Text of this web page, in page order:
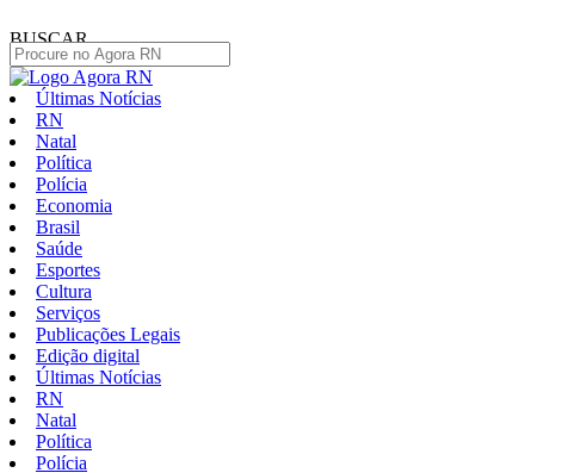
BUSCAR
Últimas Notícias
RN
Natal
Política
Polícia
Economia
Brasil
Saúde
Esportes
Cultura
Serviços
Publicações Legais
Edição digital
Últimas Notícias
RN
Natal
Política
Polícia